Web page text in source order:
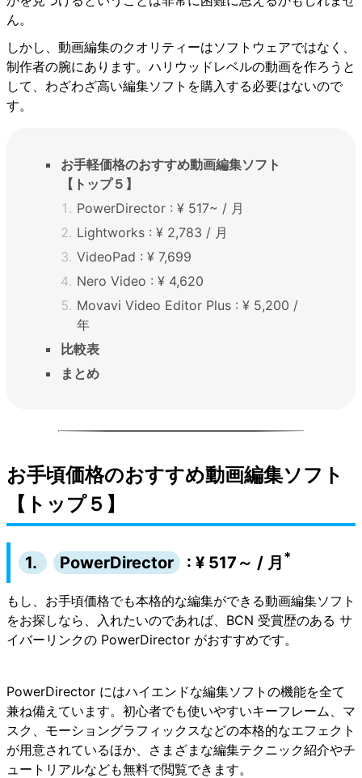
ん。
しかし、動画編集のクオリティーはソフトウェアではなく、
制作者の腕にあります。ハリウッドレベルの動画を作ろうと
して、わざわざ高い編集ソフトを購入する必要はないので
す。
お手軽価格のおすすめ動画編集ソフト
【トップ５】
PowerDirector : ¥ 517~ / 月
Lightworks : ¥ 2,783 / 月
VideoPad : ¥ 7,699
Nero Video : ¥ 4,620
Movavi Video Editor Plus : ¥ 5,200 /
年
比較表
まとめ
お手頃価格のおすすめ動画編集ソフト
【トップ５】
1. PowerDirector : ¥ 517～ / 月 *
もし、お手頃価格でも本格的な編集ができる動画編集ソフト
をお探しなら、入れたいのであれば、BCN 受賞歴のある サ
イバーリンクの PowerDirector がおすすめです。
PowerDirector にはハイエンドな編集ソフトの機能を全て
兼ね備えています。初心者でも使いやすいキーフレーム、マ
スク、モーショングラフィックスなどの本格的なエフェクト
が用意されているほか、さまざまな編集テクニック紹介やチ
ュートリアルなども無料で閲覧できます。